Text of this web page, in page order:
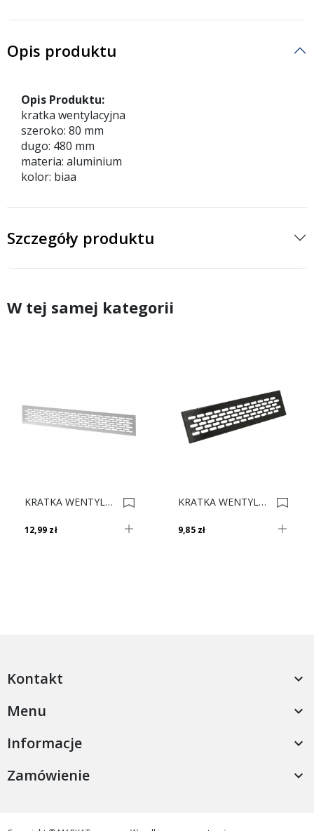
Opis produktu
Opis Produktu:
kratka wentylacyjna
szeroko: 80 mm
dugo: 480 mm
materia: aluminium
kolor: biaa
Szczegóły produktu
W tej samej kategorii
KRATKA WENTYLACYJNA 80 L-480mm ANODA 0001695
12,99 zł
KRATKA WENTYLACYJNA 60 L-245mm CZARNA 0016360
9,85 zł
Kontakt 
Menu 
Informacje 
Zamówienie 